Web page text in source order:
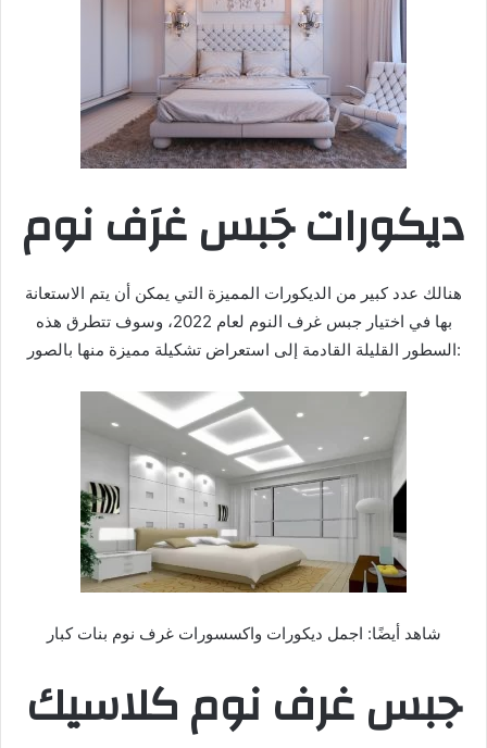
ديكورات جَبس غرَف نوم
هنالك عدد كبير من الديكورات المميزة التي يمكن أن يتم الاستعانة
بها في اختيار جبس غرف النوم لعام 2022، وسوف تتطرق هذه
السطور القليلة القادمة إلى استعراض تشكيلة مميزة منها بالصور:
شاهد أيضًا: اجمل ديكورات واكسسورات غرف نوم بنات كبار
جبس غرف نوم كلاسيك